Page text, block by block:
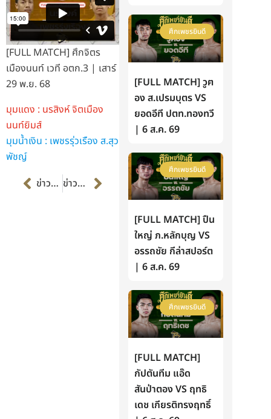
[FULL MATCH] ศึกจิตร
เมืองนนท์ เวที อตก.3 | เสาร์
29 พ.ย. 68
มุมแดง : นรสิงห์ จิตเมือง
นนท์ยิมส์
มุมน้ำเงิน : เพชรรุ่วเรือง ส.สุว
พัชญ์
Prevข่าวก่อนหน้า ข่าวต่อไป Next
ศึกเพชรยินดี
[FULL MATCH] วูฅ
อง ส.เปรมบุตร VS
ยอดอีที ปตท.ทองทวี
| 6 ส.ค. 69
ศึกเพชรยินดี
[FULL MATCH] ปืน
ใหญ่ ภ.หลักบุญ VS
อรรถชัย กีล่าสปอร์ต
| 6 ส.ค. 69
ศึกเพชรยินดี
[FULL MATCH]
กัปตันทีม แอ๊ด
สันป่าตอง VS ฤทธิ
เดช เกียรติทรงฤทธิ์